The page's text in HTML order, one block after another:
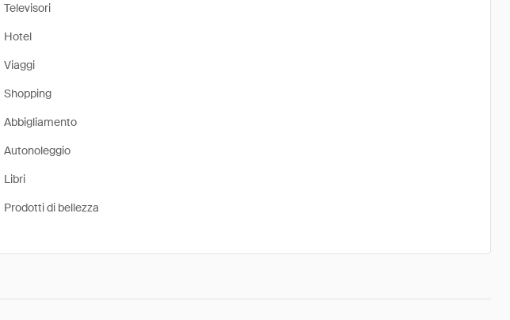
Televisori
Hotel
Viaggi
Shopping
Abbigliamento
Autonoleggio
Libri
Prodotti di bellezza